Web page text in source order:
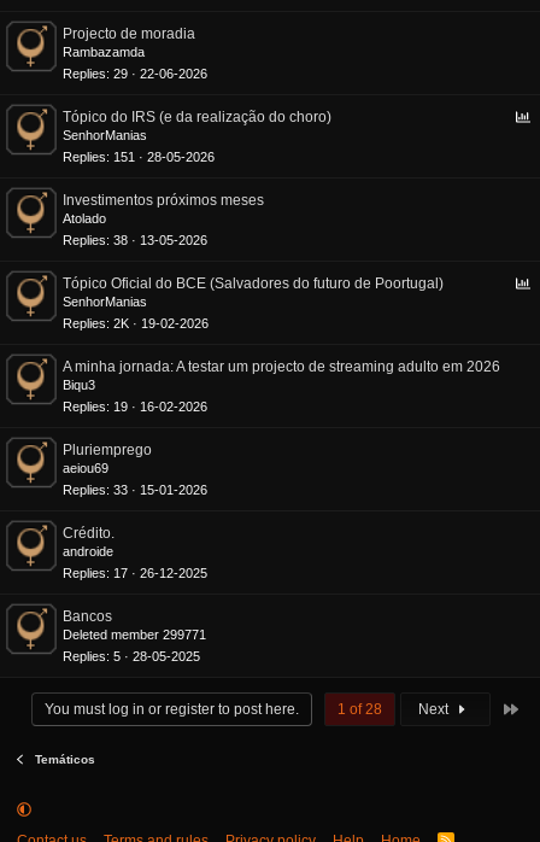
Projecto de moradia
Rambazamda
Replies 29 22-06-2026
Tópico do IRS (e da realização do choro)
SenhorManias
Replies
151 28-05-2026
Investimentos próximos meses
Atolado
Replies 38 13-05-2026
Tópico Oficial do BCE (Salvadores do futuro de Poortugal)
SenhorManias
Replies 2K 19-02-2026
A minha jornada: A testar um projecto de streaming adulto em 2026
Biqu3
Replies
19 16-02-2026
Pluriemprego
aeiou69
Replies 33 15-01-2026
Crédito.
androide
Replies
17 26-12-2025
Bancos
Deleted member 299771
Replies 5 28-05-2025
1 of 28 Next
You must log in or register to post here.
Temáticos
R